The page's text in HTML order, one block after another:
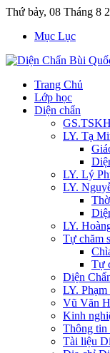
Thứ bảy, 08 Tháng 8
Mục Lục
Trang Chủ
Lớp học
Diện chẩn
LY. Tạ
LY. Lý
LY.
LY.
Tự chăm
Tự
Diện
LY.
Vũ Văn
Kinh
Thông tin
Tài liệu